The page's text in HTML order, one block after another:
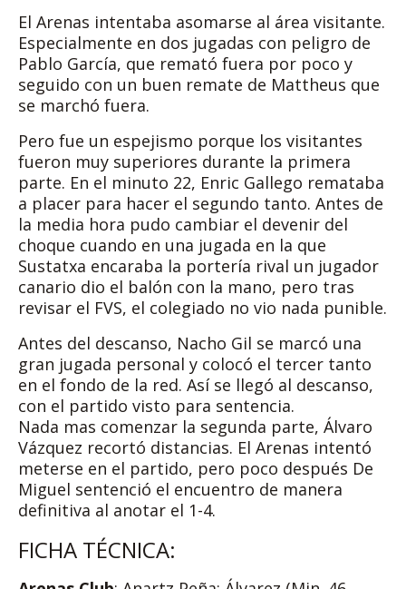
El Arenas intentaba asomarse al área visitante.
Especialmente en dos jugadas con peligro de
Pablo García, que remató fuera por poco y
seguido con un buen remate de Mattheus que
se marchó fuera.
Pero fue un espejismo porque los visitantes
fueron muy superiores durante la primera
parte. En el minuto 22, Enric Gallego remataba
a placer para hacer el segundo tanto. Antes de
la media hora pudo cambiar el devenir del
choque cuando en una jugada en la que
Sustatxa encaraba la portería rival un jugador
canario dio el balón con la mano, pero tras
revisar el FVS, el colegiado no vio nada punible.
Antes del descanso, Nacho Gil se marcó una
gran jugada personal y colocó el tercer tanto
en el fondo de la red. Así se llegó al descanso,
con el partido visto para sentencia.
Nada mas comenzar la segunda parte, Álvaro
Vázquez recortó distancias. El Arenas intentó
meterse en el partido, pero poco después De
Miguel sentenció el encuentro de manera
definitiva al anotar el 1-4.
FICHA TÉCNICA: